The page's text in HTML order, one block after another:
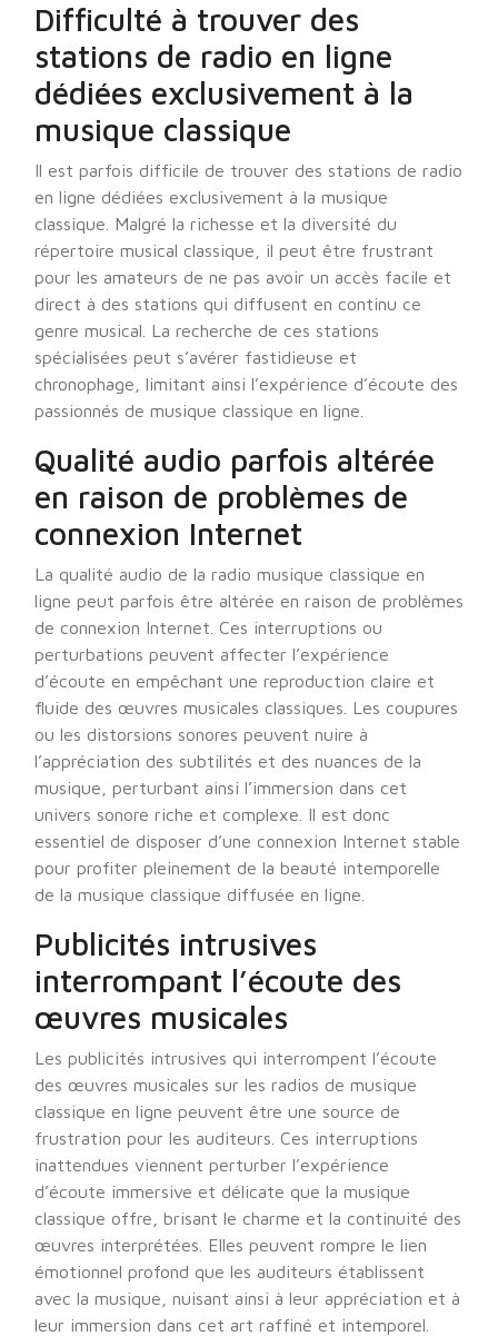
Difficulté à trouver des
stations de radio en ligne
dédiées exclusivement à la
musique classique
Il est parfois difficile de trouver des stations de radio
en ligne dédiées exclusivement à la musique
classique. Malgré la richesse et la diversité du
répertoire musical classique, il peut être frustrant
pour les amateurs de ne pas avoir un accès facile et
direct à des stations qui diffusent en continu ce
genre musical. La recherche de ces stations
spécialisées peut s’avérer fastidieuse et
chronophage, limitant ainsi l’expérience d’écoute des
passionnés de musique classique en ligne.
Qualité audio parfois altérée
en raison de problèmes de
connexion Internet
La qualité audio de la radio musique classique en
ligne peut parfois être altérée en raison de problèmes
de connexion Internet. Ces interruptions ou
perturbations peuvent affecter l’expérience
d’écoute en empêchant une reproduction claire et
fluide des œuvres musicales classiques. Les coupures
ou les distorsions sonores peuvent nuire à
l’appréciation des subtilités et des nuances de la
musique, perturbant ainsi l’immersion dans cet
univers sonore riche et complexe. Il est donc
essentiel de disposer d’une connexion Internet stable
pour profiter pleinement de la beauté intemporelle
de la musique classique diffusée en ligne.
Publicités intrusives
interrompant l’écoute des
œuvres musicales
Les publicités intrusives qui interrompent l’écoute
des œuvres musicales sur les radios de musique
classique en ligne peuvent être une source de
frustration pour les auditeurs. Ces interruptions
inattendues viennent perturber l’expérience
d’écoute immersive et délicate que la musique
classique offre, brisant le charme et la continuité des
œuvres interprétées. Elles peuvent rompre le lien
émotionnel profond que les auditeurs établissent
avec la musique, nuisant ainsi à leur appréciation et à
leur immersion dans cet art raffiné et intemporel.